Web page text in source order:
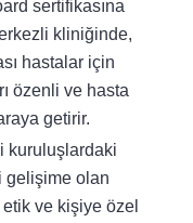
sertifikasına
kliniğinde,
hastalar için
özenli ve hasta
getirir.
kuruluşlardaki
gelişime olan
etik ve kişiye özel